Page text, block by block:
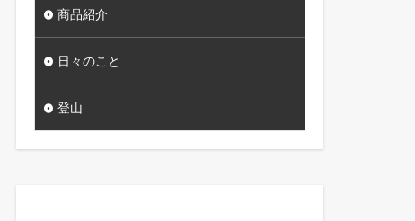
商品紹介
日々のこと
登山